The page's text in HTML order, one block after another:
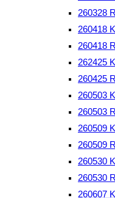
260328
260418
260418
262425
260425
260503
260503
260509
260509
260530
260530
260607